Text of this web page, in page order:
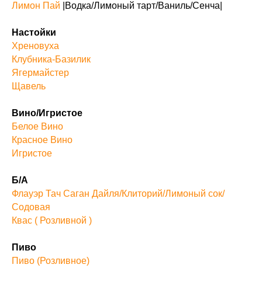
Лимон Пай
|Водка/Лимоный тарт/Ваниль/Сенча|
Настойки
Хреновуха
Клубника-Базилик
Ягермайстер
Щавель
Вино/Игристое
Белое Вино
Красное Вино
Игристое
Б/А
Флауэр Тач Саган Дайля/Клиторий/Лимоный сок/
Содовая
Квас ( Розливной )
Пиво
Пиво (Розливное)